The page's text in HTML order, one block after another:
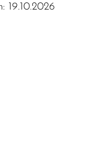
19.10.2026